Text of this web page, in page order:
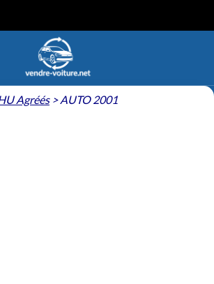
Agréés>AUTO 2001